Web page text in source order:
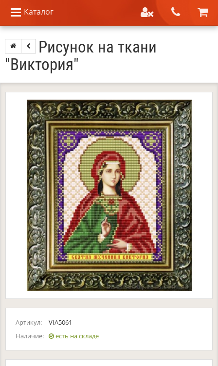
Каталог
Рисунок на ткани
"Виктория"
Артикул:
VIA5061
Наличие:
есть на складе